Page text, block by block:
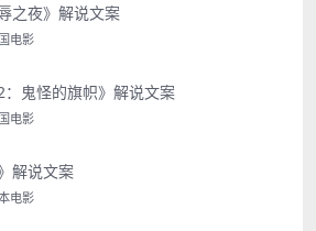
之夜》解说文案
电影
：鬼怪的旗帜》解说文案
电影
解说文案
电影